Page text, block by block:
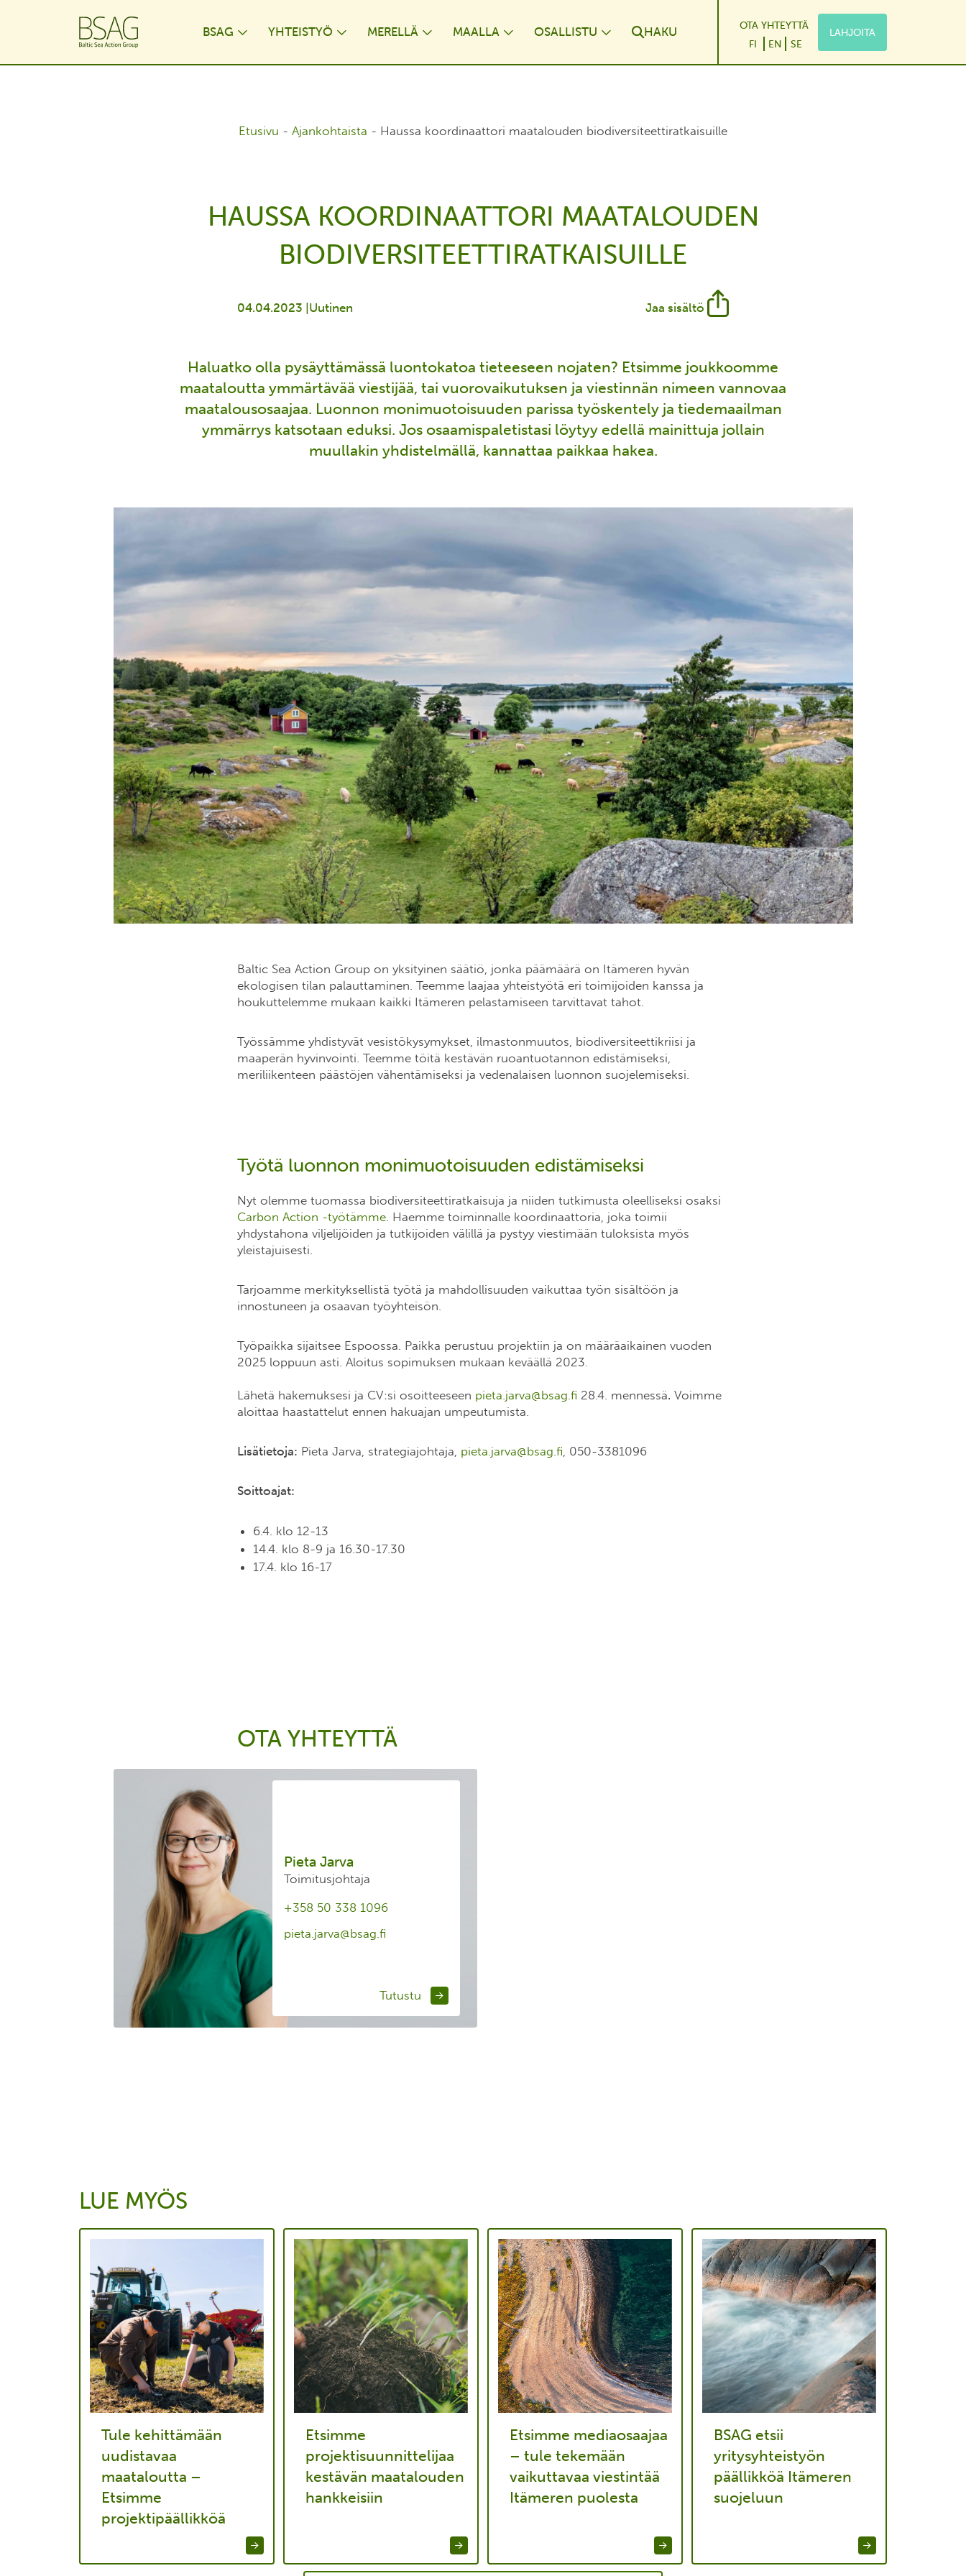
BSAG YHTEISTYÖ MERELLÄ MAALLA OSALLISTU
Toggle Dropdown
HAKU
FI EN SE
OTA YHTEYTTÄ
LAHJOITA
Etusivu - Ajankohtaista - Haussa koordinaattori maatalouden biodiversiteettiratkaisuille
HAUSSA KOORDINAATTORI MAATALOUDEN
BIODIVERSITEETTIRATKAISUILLE
04.04.2023 | Uutinen Jaa sisältö
Haluatko olla pysäyttämässä luontokatoa tieteeseen nojaten? Etsimme joukkoomme
maataloutta ymmärtävää viestijää, tai vuorovaikutuksen ja viestinnän nimeen vannovaa
maatalousosaajaa. Luonnon monimuotoisuuden parissa työskentely ja tiedemaailman
ymmärrys katsotaan eduksi. Jos osaamispaletistasi löytyy edellä mainittuja jollain
muullakin yhdistelmällä, kannattaa paikkaa hakea.
Baltic Sea Action Group on yksityinen säätiö, jonka päämäärä on Itämeren hyvän
ekologisen tilan palauttaminen. Teemme laajaa yhteistyötä eri toimijoiden kanssa ja
houkuttelemme mukaan kaikki Itämeren pelastamiseen tarvittavat tahot.
Työssämme yhdistyvät vesistökysymykset, ilmastonmuutos, biodiversiteettikriisi ja
maaperän hyvinvointi. Teemme töitä kestävän ruoantuotannon edistämiseksi,
meriliikenteen päästöjen vähentämiseksi ja vedenalaisen luonnon suojelemiseksi.
Työtä luonnon monimuotoisuuden edistämiseksi
Nyt olemme tuomassa biodiversiteettiratkaisuja ja niiden tutkimusta oleelliseksi osaksi
Carbon Action -työtämme. Haemme toiminnalle koordinaattoria, joka toimii
yhdystahona viljelijöiden ja tutkijoiden välillä ja pystyy viestimään tuloksista myös
yleistajuisesti.
Tarjoamme merkityksellistä työtä ja mahdollisuuden vaikuttaa työn sisältöön ja
innostuneen ja osaavan työyhteisön.
Työpaikka sijaitsee Espoossa. Paikka perustuu projektiin ja on määräaikainen vuoden
2025 loppuun asti. Aloitus sopimuksen mukaan keväällä 2023.
Lähetä hakemuksesi ja CV:si osoitteeseen pieta.jarva@bsag.fi 28.4. mennessä. Voimme
aloittaa haastattelut ennen hakuajan umpeutumista.
Lisätietoja: Pieta Jarva, strategiajohtaja, pieta.jarva@bsag.fi, 050-3381096
Soittoajat:
6.4. klo 12-13
14.4. klo 8-9 ja 16.30-17.30
17.4. klo 16-17
OTA YHTEYTTÄ
Pieta Jarva
Toimitusjohtaja
+358 50 338 1096
pieta.jarva@bsag.fi
Tutustu
LUE MYÖS
Tule kehittämään
uudistavaa
maataloutta –
Etsimme
projektipäällikköä
Etsimme
projektisuunnittelijaa
kestävän maatalouden
hankkeisiin
Etsimme mediaosaajaa
– tule tekemään
vaikuttavaa viestintää
Itämeren puolesta
BSAG etsii
yritysyhteistyön
päällikköä Itämeren
suojeluun